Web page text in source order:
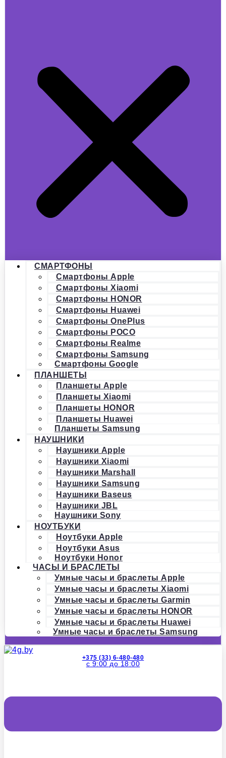
СМАРТФОНЫ
Смартфоны Apple
Смартфоны Xiaomi
Смартфоны HONOR
Смартфоны Huawei
Смартфоны OnePlus
Смартфоны POCO
Смартфоны Realme
Смартфоны Samsung
Смартфоны Google
ПЛАНШЕТЫ
Планшеты Apple
Планшеты Xiaomi
Планшеты HONOR
Планшеты Huawei
Планшеты Samsung
НАУШНИКИ
Наушники Apple
Наушники Xiaomi
Наушники Marshall
Наушники Samsung
Наушники Baseus
Наушники JBL
Наушники Sony
НОУТБУКИ
Ноутбуки Apple
Ноутбуки Asus
Ноутбуки Honor
ЧАСЫ И БРАСЛЕТЫ
Умные часы и браслеты Apple
Умные часы и браслеты Xiaomi
Умные часы и браслеты Garmin
Умные часы и браслеты HONOR
Умные часы и браслеты Huawei
Умные часы и браслеты Samsung
+375 (33) 6-480-480
с 9:00 до 18:00